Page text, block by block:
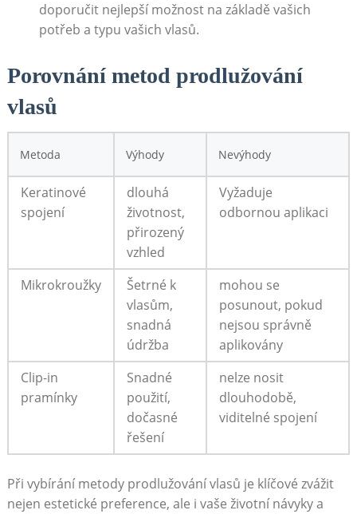
doporučit nejlepší možnost na základě vašich
potřeb a typu vašich vlasů.
Porovnání metod prodlužování
vlasů
Metoda Výhody Nevýhody
Keratinové
spojení
dlouhá
životnost,
přirozený
vzhled
Vyžaduje
odbornou aplikaci
Mikrokroužky
Šetrné k
vlasům,
snadná
údržba
mohou se
posunout, pokud
nejsou správně
aplikovány
Clip-in
pramínky
Snadné
použití,
dočasné
řešení
nelze nosit
dlouhodobě,
viditelné spojení
Při vybírání metody prodlužování vlasů je klíčové zvážit
nejen estetické preference, ale i vaše životní návyky a